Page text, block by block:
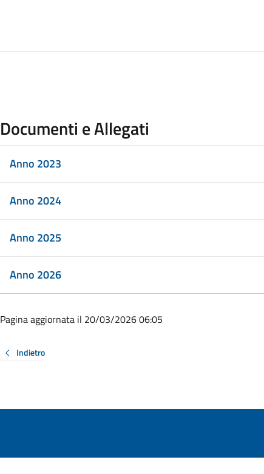
Documenti e Allegati
Anno 2023
Anno 2024
Anno 2025
Anno 2026
Pagina aggiornata il 20/03/2026 06:05
Indietro